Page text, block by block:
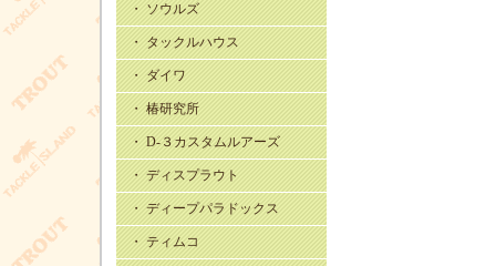
・ ソウルズ
・ タックルハウス
・ ダイワ
・ 椿研究所
・ D-３カスタムルアーズ
・ ディスプラウト
・ ディープパラドックス
・ ティムコ